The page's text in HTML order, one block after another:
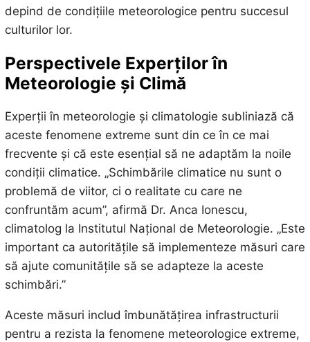
depind de condițiile meteorologice pentru succesul
culturilor lor.
Perspectivele Experților în
Meteorologie și Climă
Experții în meteorologie și climatologie subliniază că
aceste fenomene extreme sunt din ce în ce mai
frecvente și că este esențial să ne adaptăm la noile
condiții climatice. „Schimbările climatice nu sunt o
problemă de viitor, ci o realitate cu care ne
confruntăm acum”, afirmă Dr. Anca Ionescu,
climatolog la Institutul Național de Meteorologie. „Este
important ca autoritățile să implementeze măsuri care
să ajute comunitățile să se adapteze la aceste
schimbări.”
Aceste măsuri includ îmbunătățirea infrastructurii
pentru a rezista la fenomene meteorologice extreme,